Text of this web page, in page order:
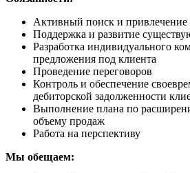
Активный поиск и привлечение
Поддержка и развитие
Разработка индивидуального
предложения под клиента
Проведение переговоров
Контроль и обеспечение
дебиторской задолженности
Выполнение плана по
объему продаж
Работа на перспективу
Мы обещаем: